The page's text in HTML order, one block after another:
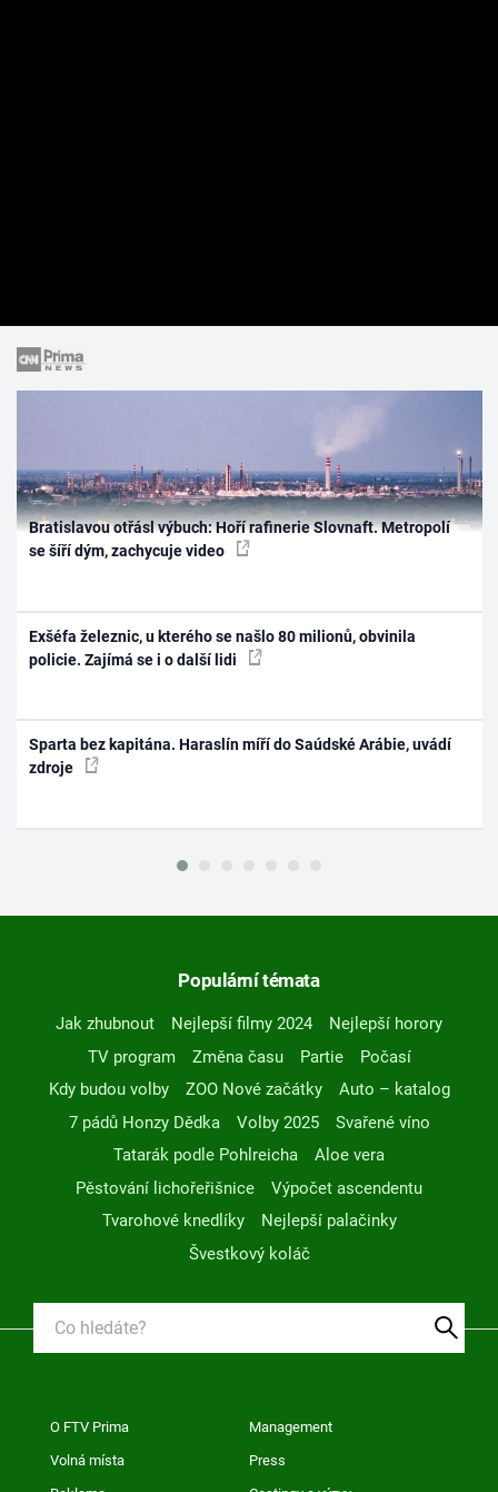
Bratislavou otřásl výbuch: Hoří rafinerie Slovnaft. Metropolí
se šíří dým, zachycuje video
Exšéfa železnic, u kterého se našlo 80 milionů, obvinila
policie. Zajímá se i o další lidi
Sparta bez kapitána. Haraslín míří do Saúdské Arábie, uvádí
zdroje
Populární témata
Jak zhubnout Nejlepší filmy 2024
Nejlepší horory
TV program
Změna času Partie
Počasí
Kdy budou volby
ZOO Nové začátky
Auto – katalog
7 pádů Honzy Dědka
Volby 2025
Svařené víno
Tatarák podle Pohlreicha
Aloe vera
Pěstování lichořeřišnice
Výpočet ascendentu
Tvarohové knedlíky
Nejlepší palačinky
Švestkový koláč
O FTV Prima Management
Volná místa Press